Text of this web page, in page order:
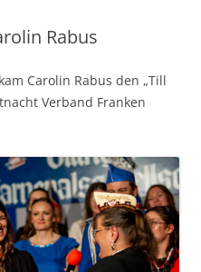
Rabus
Carolin Rabus den „Till
Verband Franken